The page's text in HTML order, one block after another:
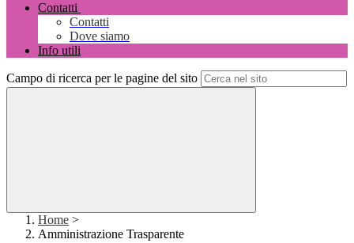
Contatti
Contatti
Dove siamo
Info utili
Campo di ricerca per le pagine del sito
Home >
Amministrazione Trasparente